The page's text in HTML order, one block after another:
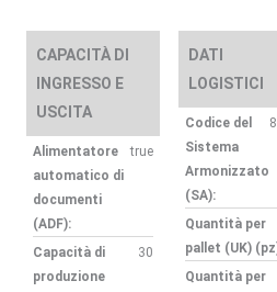
CAPACITÀ DI
INGRESSO E
USCITA
Alimentatore
automatico di
documenti
(ADF):
true
Capacità di
produzione
30
DATI
LOGISTICI
Codice del
Sistema
Armonizzato
(SA):
Quantità per
pallet (UK)
Quantità per